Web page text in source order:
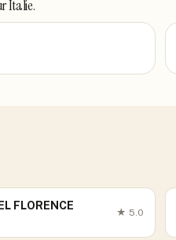
Italie.
FLORENCE
★ 5.0